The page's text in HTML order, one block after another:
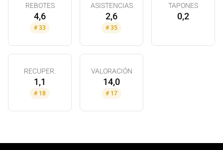
REBOTES
4,6
# 33
ASISTENCIAS
2,6
# 35
TAPONES
0,2
RECUPER.
1,1
# 18
VALORACIÓN
14,0
# 17